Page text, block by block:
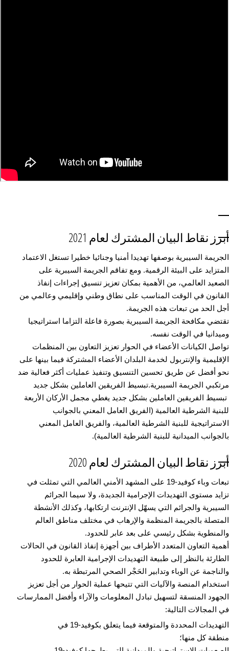
أبرز نقاط البيان المشترك لعام 2021
الجريمة السيبرية بوصفها تهديدا أمنيا وجنائيا خطيرا تستغل الاعتماد
المتزايد على البيئة الرقمية. ومع تفاقم الجريمة السيبرية على
الصعيد العالمي، من الأهمية بمكان تعزيز تنسيق إجراءات إنفاذ
القانون في الوقت المناسب على نطاق وطني وإقليمي وعالمي من
أجل الحد من تبعات هذه الجريمة.
تقتضي مكافحة الجريمة السيبرية بصورة فاعلة التزاما استراتيجيا
وميدانيا في الوقت نفسه.
تواصل الكيانات الأعضاء في الحوار تعزيز التعاون بين المنظمات
الإقليمية والإنتربول لخدمة البلدان الأعضاء المشتركة فيما بينها على
نحو أفضل عن طريق تحسين التنسيق وتنفيذ عمليات أكثر فعالية ضد
مرتكبي الجريمة السيبرية.تبسيط الفريقين العاملين بشكل جديد
تبسيط الفريقين العاملين بشكل جديد يغطي مجمل الأركان الأربعة
للبنية الشرطية العالمية (الفريق العامل المعني بالجوانب
الاستراتيجية للبنية الشرطية العالمية، والفريق العامل المعني
بالجوانب الميدانية للبنية الشرطية العالمية).
أبرز نقاط البيان المشترك لعام 2020
تبعات وباء كوفيد-19 على المشهد الأمني العالمي التي تمثلت في
تزايد مستوى التهديدات الإجرامية الجديدة، ولا سيما الجرائم
السيبرية والجرائم التي يسهّل الإنترنت ارتكابها، وكذلك الأنشطة
المتصلة بالجريمة المنظمة والإرهاب في مختلف مناطق العالم
والمنطوية بشكل رئيسي على بعد عابر للحدود.
أهمية التعاون المتعدد الأطراف بين أجهزة إنفاذ القانون في الحالات
الطارئة بالنظر إلى طبيعة التهديدات الإجرامية العابرة للحدود
والناجمة عن الوباء وتدابير الحَجْر الصحي المرتبطة به.
استخدام المنصة والآليات التي تتيحها عملية الحوار من أجل تعزيز
الجهود المنسقة لتسهيل تبادل المعلومات والآراء وأفضل الممارسات
في المجالات التالية:
التهديدات المحددة والمتوقعة فيما يتعلق بكوفيد-19 في
منطقة كل منها؛